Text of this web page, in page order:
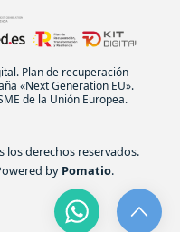
Plan de recuperación
«Next Generation EU».
de la Unión Europea.
los derechos reservados.
by Pomatio.